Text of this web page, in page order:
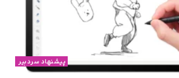
پیشنهاد سردبیر